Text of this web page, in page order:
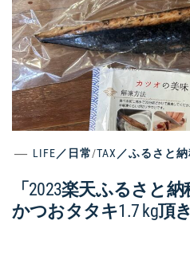
LIFE／日常/TAX／ふるさと
「2023楽天ふるさと
かつおタタキ1.7 kg頂